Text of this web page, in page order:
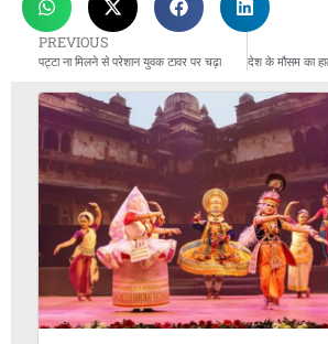
PREVIOUS
पट्टा ना मिलने से परेशान युवक टावर पर चढ़ा